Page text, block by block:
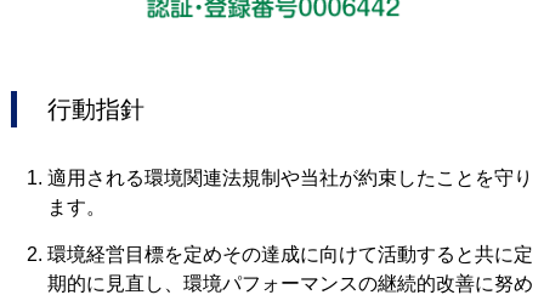
行動指針
適用される環境関連法規制や当社が約束したことを守り
ます。
環境経営目標を定めその達成に向けて活動すると共に定
期的に見直し、環境パフォーマンスの継続的改善に努め